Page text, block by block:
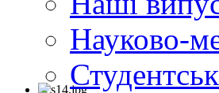
Науково-